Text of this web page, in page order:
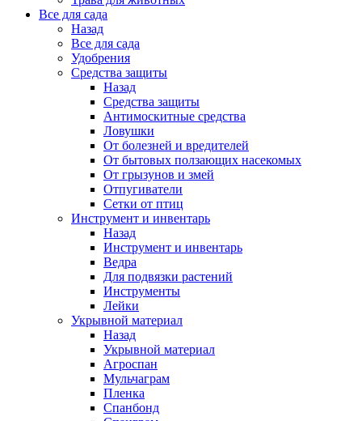
Все для сада
Назад
Все для сада
Удобрения
Средства защиты
Назад
Средства защиты
Антимоскитные средства
Ловушки
От болезней и вредителей
От бытовых ползающих насекомых
От грызунов и змей
Отпугиватели
Сетки от птиц
Инструмент и инвентарь
Назад
Инструмент и инвентарь
Ведра
Для подвязки растений
Инструменты
Лейки
Укрывной материал
Назад
Укрывной материал
Агроспан
Мульчаграм
Пленка
Спанбонд